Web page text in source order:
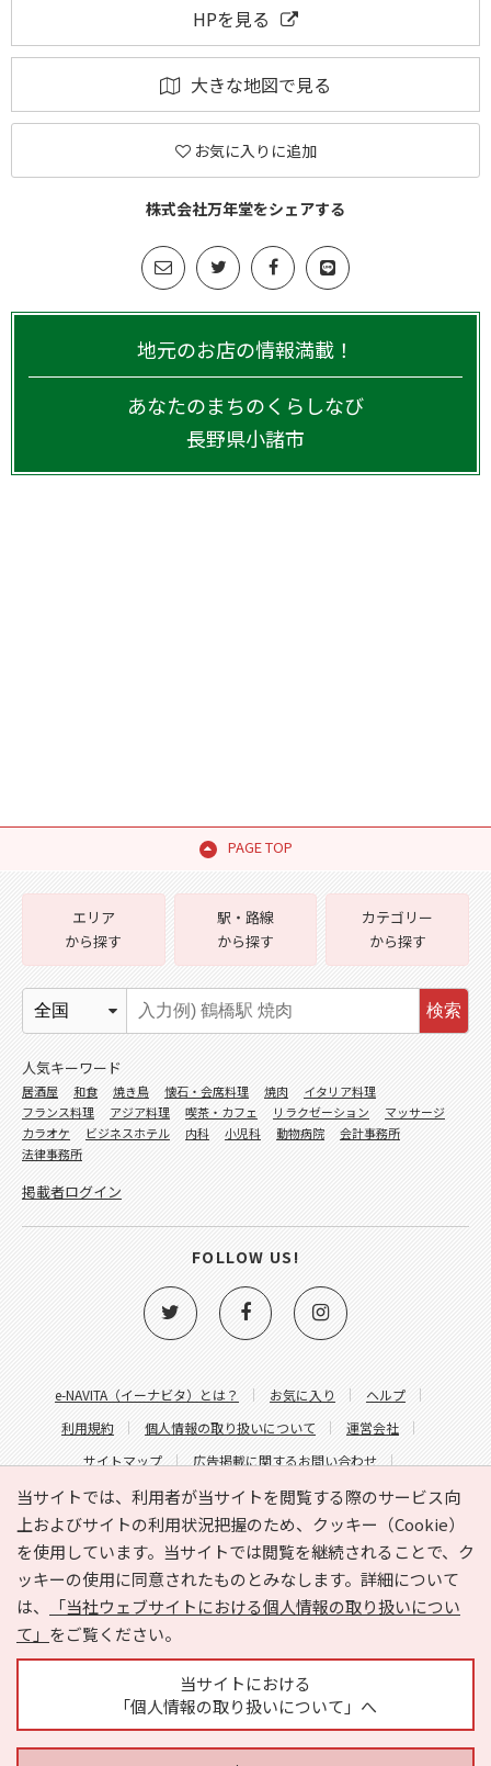
HPを見る
大きな地図で見る
お気に入りに追加
株式会社万年堂をシェアする
地元のお店の情報満載！
あなたのまちのくらしなび
長野県小諸市
PAGE TOP
当サイトでは、利用者が当サイトを閲覧する際のサービス向
上およびサイトの利用状況把握のため、クッキー（Cookie）
を使用しています。当サイトでは閲覧を継続されることで、ク
ッキーの使用に同意されたものとみなします。詳細について
は、
「当社ウェブサイトにおける個人情報の取り扱いについ
て」 をご覧ください。
当サイトにおける
「個人情報の取り扱いについて」へ
e-NAVITA（イーナビタ）とは？ お気に入り
ヘルプ
利用規約
個人情報の取り扱いについて
運営会社
サイトマップ
広告掲載に関するお問い合わせ
サイトの内容に関するお問い合わせ
エリア
から探す
駅・路線
から探す
カテゴリー
から探す
検索
人気キーワード
居酒屋 和食 焼き鳥 懐石・会席料理 焼肉
イタリア料理
フランス料理
アジア料理 喫茶・カフェ リラクゼーション
マッサージ
カラオケ
ビジネスホテル 内科 小児科 動物病院
会計事務所
法律事務所
掲載者ログイン
FOLLOW US!
Copyright © HYOJITO.Co.,Ltd. All Rights Reserved.